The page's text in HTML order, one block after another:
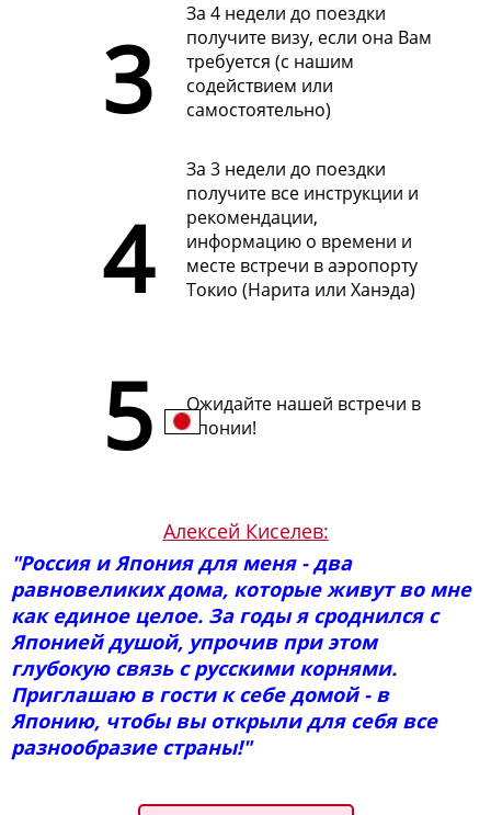
За 4 недели до поездки
получите визу, если она Вам
требуется (с нашим
содействием или
самостоятельно)
За 3 недели до поездки
получите все инструкции и
рекомендации,
информацию о времени и
месте встречи в аэропорту
Токио (Нарита или Ханэда)
Ожидайте нашей встречи в
Японии!
Алексей Киселев:
"Россия и Япония для меня - два
равновеликих дома, которые живут во мне
как единое целое. За годы я сроднился с
Японией душой, упрочив при этом
глубокую связь с русскими корнями.
Приглашаю в гости к себе домой - в
Японию, чтобы вы открыли для себя все
разнообразие страны!"